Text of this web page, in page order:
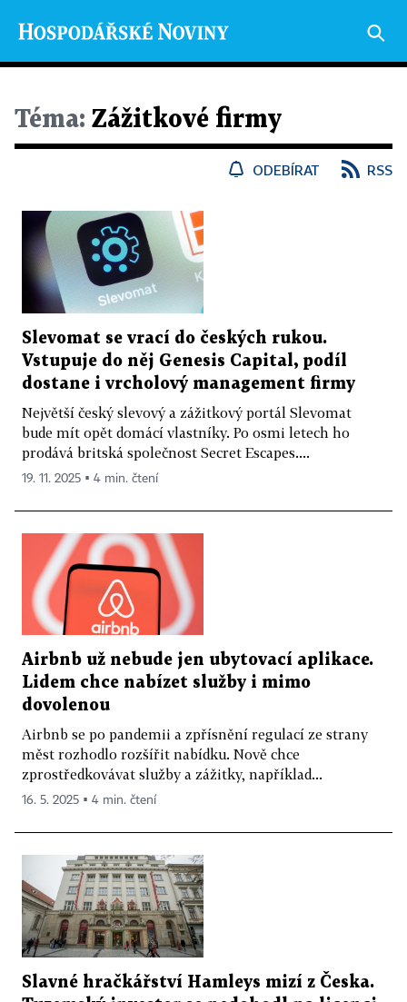
Téma: Zážitkové firmy
ODEBÍRAT RSS
Slevomat se vrací do českých rukou.
Vstupuje do něj Genesis Capital, podíl
dostane i vrcholový management firmy
Největší český slevový a zážitkový portál Slevomat
bude mít opět domácí vlastníky. Po osmi letech ho
prodává britská společnost Secret Escapes....
19. 11. 2025 ▪ 4 min. čtení
Airbnb už nebude jen ubytovací aplikace.
Lidem chce nabízet služby i mimo
dovolenou
Airbnb se po pandemii a zpřísnění regulací ze strany
měst rozhodlo rozšířit nabídku. Nově chce
zprostředkovávat služby a zážitky, například...
16. 5. 2025 ▪ 4 min. čtení
Slavné hračkářství Hamleys mizí z Česka.